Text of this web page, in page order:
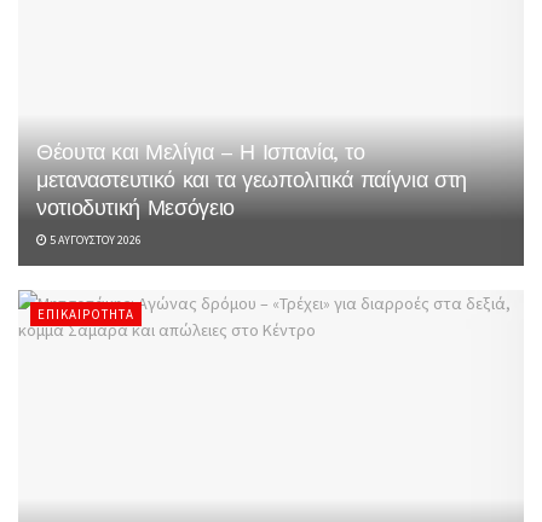
Θέουτα και Μελίγια – Η Ισπανία, το
μεταναστευτικό και τα γεωπολιτικά παίγνια στη
νοτιοδυτική Μεσόγειο
5 ΑΥΓΟΎΣΤΟΥ 2026
ΕΠΙΚΑΙΡΌΤΗΤΑ